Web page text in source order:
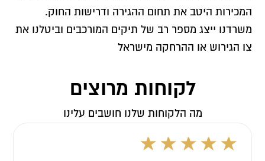
המכירות היטב את תחום ההגירה ודרישות החוק.
משרדנו ייצג מספר רב של תיקים המורכבים וביטלנו את
צו הגירוש או ההרחקה מישראל
לקוחות מרוצים
מה הלקוחות שלנו חושבים עלינו